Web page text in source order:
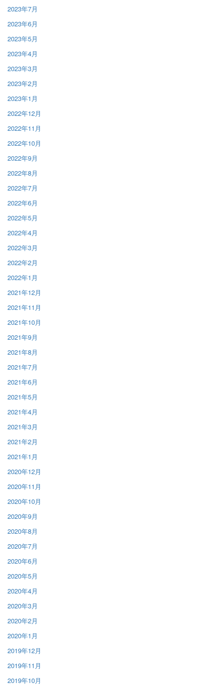
2023年7月
2023年6月
2023年5月
2023年4月
2023年3月
2023年2月
2023年1月
2022年12月
2022年11月
2022年10月
2022年9月
2022年8月
2022年7月
2022年6月
2022年5月
2022年4月
2022年3月
2022年2月
2022年1月
2021年12月
2021年11月
2021年10月
2021年9月
2021年8月
2021年7月
2021年6月
2021年5月
2021年4月
2021年3月
2021年2月
2021年1月
2020年12月
2020年11月
2020年10月
2020年9月
2020年8月
2020年7月
2020年6月
2020年5月
2020年4月
2020年3月
2020年2月
2020年1月
2019年12月
2019年11月
2019年10月